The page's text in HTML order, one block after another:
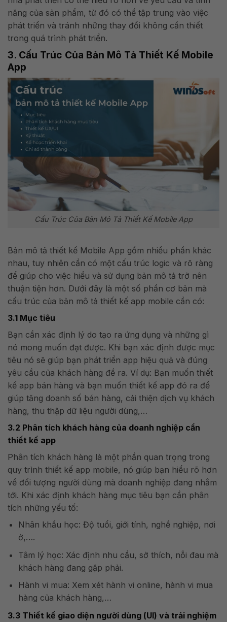
năng của sản phẩm, từ đó có thể tập trung vào việc
phát triển và tránh những thay đổi không cần thiết
trong quá trình phát triển.
3. Cấu Trúc Của Bản Mô Tả Thiết Kế Mobile
App
Cấu Trúc Của Bản Mô Tả Thiết Kế Mobile App
Bản mô tả thiết kế Mobile App gồm nhiều phần khác
nhau, tuy nhiên cần có một cấu trúc logic và rõ ràng
để giúp cho việc hiểu và sử dụng bản mô tả trở nên
thuận tiện hơn. Dưới đây là một số phần cơ bản mà
cấu trúc của bản mô tả thiết kế app mobile cần có:
3.1 Mục tiêu
Bạn cần xác định lý do tạo ra ứng dụng và những gì
nó mong muốn đạt được. Khi bạn xác định được mục
tiêu nó sẽ giúp bạn phát triển app hiệu quả và đúng
yêu cầu của khách hàng đề ra. Ví dụ: Bạn muốn thiết
kế app bán hàng và bạn muốn thiết kế app đó ra để
giúp tăng doanh số bán hàng, cải thiện dịch vụ khách
hàng, thu thập dữ liệu người dùng,…
3.2 Phân tích khách hàng của doanh nghiệp cần
thiết kế app
Phân tích khách hàng là một phần quan trọng trong
quy trình thiết kế app mobile, nó giúp bạn hiểu rõ hơn
về đối tượng người dùng mà doanh nghiệp đang nhắm
tới. Khi xác định khách hàng mục tiêu bạn cần phân
tích những yếu tố:
Nhân khẩu học: Độ tuổi, giới tính, nghề nghiệp, nơi
ở,….
Tâm lý học: Xác định nhu cầu, sở thích, nỗi đau mà
khách hàng đang gặp phải.
Hành vi mua: Xem xét hành vi online, hành vi mua
hàng của khách hàng,…
3.3 Thiết kế giao diện người dùng (UI) và trải nghiệm